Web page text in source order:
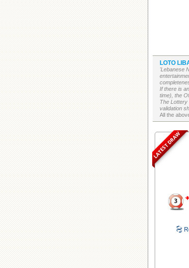
LOTO
'Lebanese
If there is
time), the
The Lottery
validation
LATEST DRAW